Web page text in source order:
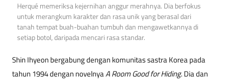
Herqué memeriksa kejernihan anggur merahnya. Dia berfokus
untuk merangkum karakter dan rasa unik yang berasal dari
tanah tempat buah-buahan tumbuh dan mengawetkannya di
setiap botol, daripada mencari rasa standar.
Shin Ihyeon bergabung dengan komunitas sastra Korea pada
tahun 1994 dengan novelnyaA Room Good for Hiding. Dia dan